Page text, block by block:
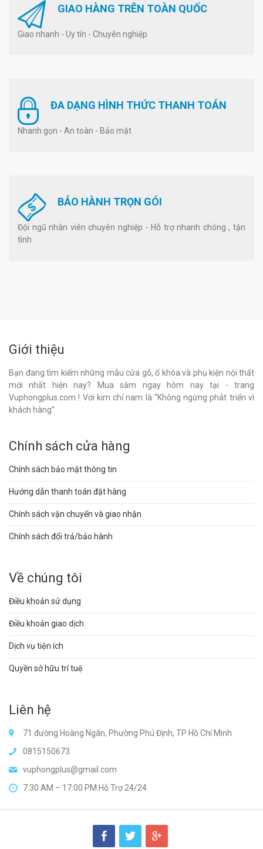
GIAO HÀNG TRÊN TOÀN QUỐC
Giao nhanh - Uy tín - Chuyên nghiệp
ĐA DẠNG HÌNH THỨC THANH TOÁN
Nhanh gọn - An toàn - Bảo mật
BẢO HÀNH TRỌN GÓI
Đội ngũ nhân viên chuyên nghiệp - Hỗ trợ nhanh chóng , tận
tình
Giới thiệu
Bạn đang tìm kiếm những mẫu cửa gỗ, ổ khóa và phụ kiện nội thất
mới nhất hiện nay? Mua sắm ngay hôm nay tại - trang
Vuphongplus.com ! Với kim chỉ nam là “Không ngừng phát triển vì
khách hàng”
Chính sách cửa hàng
Chính sách bảo mật thông tin
Hướng dẫn thanh toán đặt hàng
Chính sách vận chuyển và giao nhận
Chính sách đổi trả/bảo hành
Về chúng tôi
Điều khoản sử dụng
Điều khoản giao dịch
Dịch vụ tiện ích
Quyền sở hữu trí tuệ
Liên hệ
71 đường Hoàng Ngân, Phường Phú Định, TP Hồ Chí Minh
0815150673
vuphongplus@gmail.com
7:30 AM – 17:00 PM Hỗ Trợ 24/24